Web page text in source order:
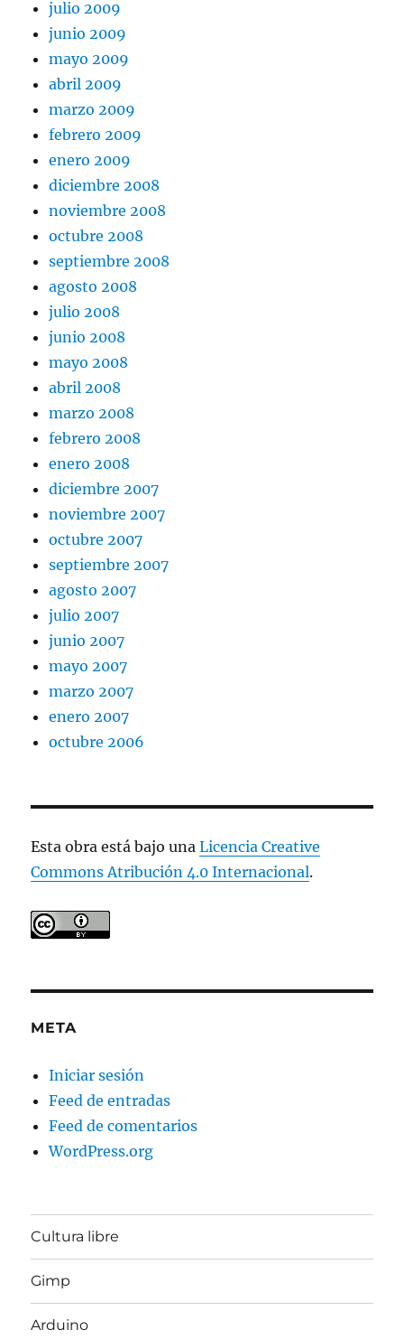
julio 2009
junio 2009
mayo 2009
abril 2009
marzo 2009
febrero 2009
enero 2009
diciembre 2008
noviembre 2008
octubre 2008
septiembre 2008
agosto 2008
julio 2008
junio 2008
mayo 2008
abril 2008
marzo 2008
febrero 2008
enero 2008
diciembre 2007
noviembre 2007
octubre 2007
septiembre 2007
agosto 2007
julio 2007
junio 2007
mayo 2007
marzo 2007
enero 2007
octubre 2006
Esta obra está bajo unaLicencia Creative
Commons Atribución 4.0 Internacional.
META
Iniciar sesión
Feed de entradas
Feed de comentarios
WordPress.org
Cultura libre
Gimp
Arduino